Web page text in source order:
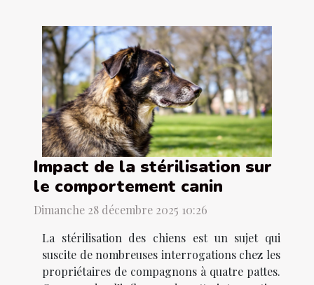
Impact de la stérilisation sur
le comportement canin
Dimanche 28 décembre 2025 10:26
La stérilisation des chiens est un sujet qui
suscite de nombreuses interrogations chez les
propriétaires de compagnons à quatre pattes.